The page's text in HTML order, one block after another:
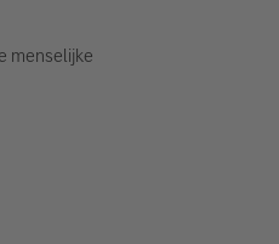
menselijke